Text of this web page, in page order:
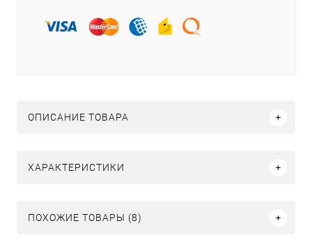
ОПИСАНИЕ ТОВАРА
ХАРАКТЕРИСТИКИ
ПОХОЖИЕ ТОВАРЫ (8)